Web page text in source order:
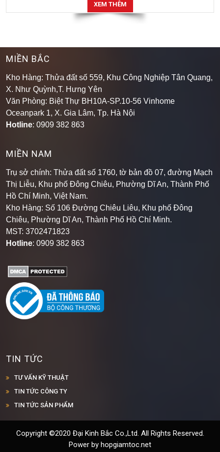
XEM THÊM
MIỀN BẮC
Kho Hàng: Thửa đất số 559, Khu Công Nghiệp Tân Quang,
X. Như Quỳnh,T. Hưng Yên
Văn Phòng: Biệt Thự BH10A-SP.10-56 Vinhome
Oceanpark 1, X. Gia Lâm, Tp. Hà Nội
Hotline: 0909 382 863
MIỀN NAM
Trụ sở chính: Thửa đất số 1760, tờ bản đồ 07, đường Mạch
Thị Liễu, Khu phố Đông Chiêu, Phường Dĩ An, Thành Phố
Hồ Chí Minh, Việt Nam.
Kho Hàng: Số 106 Đường Chiêu Liêu, Khu phố Đông
Chiêu, Phường Dĩ An, Thành Phố Hồ Chí Minh.
MST: 3702471823
Hotline: 0909 382 863
TIN TỨC
TƯ VẤN KỸ THUẬT
TIN TỨC CÔNG TY
TIN TỨC SẢN PHẨM
Copyright ©2020 Đại Kinh Bắc Co.,Ltd. All Rights Reserved.
Power by hopgiamtoc.net